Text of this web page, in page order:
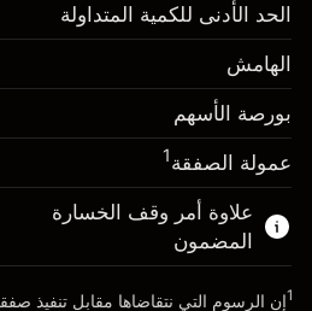
رسوم التبييت
الرسوم من قيمة الصفقة الكاملة
حجم الصفقة بالرافعة المالية ~
الأموال من الرافعة المالية ~
انتقل إلى المنصة
الهامش. استثمارك
رسوم التبييت
الرسوم من قيمة الصفقة الكاملة
حجم الصفقة بالرافعة المالية ~
الأموال من الرافعة المالية ~
الحد الأدنى للكمية المتداولة
الهامش
بورصة الأسهم
عمولة الصفقة1
علاوة أمر وقف الخسارة
المضمون
1إن الرسوم التي نتقاضاها مقابل تنفيذ